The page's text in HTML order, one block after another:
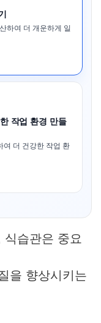
하여 더 개운하게 일
작업 환경 만들
여 더 건강한 작업 환
습관은 중요
을 향상시키는